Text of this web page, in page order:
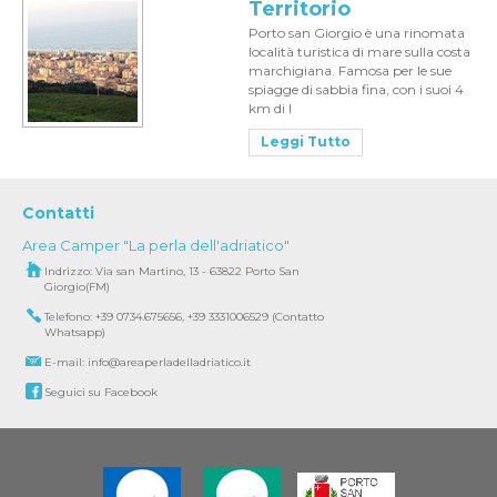
Territorio
Porto san Giorgio è una rinomata
località turistica di mare sulla costa
marchigiana. Famosa per le sue
spiagge di sabbia fina, con i suoi 4
km di l
Leggi Tutto
Contatti
Area Camper "La perla dell'adriatico"
Indrizzo: Via san Martino, 13 - 63822 Porto San
Giorgio(FM)
Telefono: +39 0734.675656, +39 3331006529 (Contatto
Whatsapp)
E-mail: info@areaperladelladriatico.it
Seguici su Facebook